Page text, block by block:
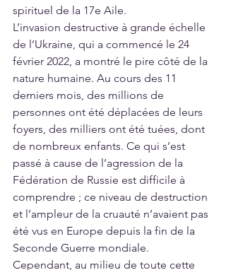
spirituel de la 17e Aile.
L’invasion destructive à grande échelle
de l’Ukraine, qui a commencé le 24
février 2022, a montré le pire côté de la
nature humaine. Au cours des 11
derniers mois, des millions de
personnes ont été déplacées de leurs
foyers, des milliers ont été tuées, dont
de nombreux enfants. Ce qui s’est
passé à cause de l’agression de la
Fédération de Russie est difficile à
comprendre ; ce niveau de destruction
et l’ampleur de la cruauté n’avaient pas
été vus en Europe depuis la fin de la
Seconde Guerre mondiale.
Cependant, au milieu de toute cette